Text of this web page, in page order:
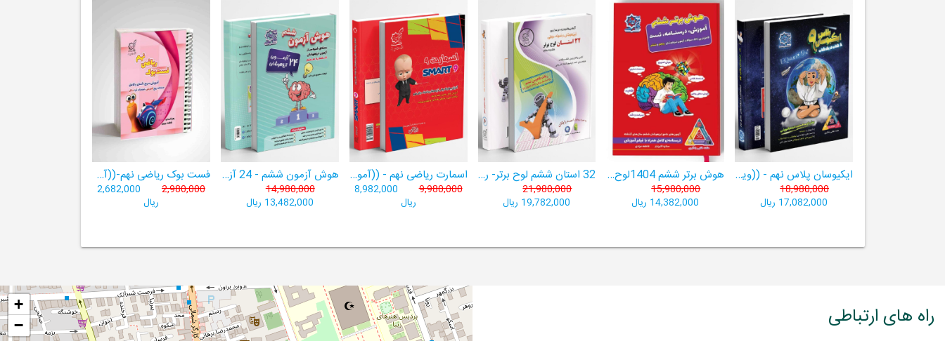
ایکیوسان پلاس نهم - ((ویژۀ مدارس نمونه دولتی، تیزهوشان و سمپاد+ فیلم‌های آموزشی+سامانۀ آزمون‌ساز رایگان))
18,980,000
17,082,000 ریال
هوش برتر ششم 1404لوح برتر- ((ویژۀ آزمون تیزهوشان پایۀ ششم+ فیلم آموزشی + سامانۀ آزمون‌ساز رایگان))
15,980,000
14,382,000 ریال
32 استان ششم لوح برتر- ربات باهوش ششم ((به همراه سامانۀ آزمون‌ساز رایگان))
21,980,000
19,782,000 ریال
اسمارت ریاضی نهم - ((آموزش پیشرفتۀ ریاضی تیزهوشان و نمونه‌دولتی نهم+ سامانۀ آزمون‌ساز آنلاین))
9,980,000
8,982,000
ریال
هوش آزمون ششم - 24 آزمون شبیه ساز تیزهوشان
14,980,000
13,482,000 ریال
فست بوک ریاضی نهم-((آموزش سریع، آسان و کامل ریاضی پایۀ نهم))
2,980,000
2,682,000
ریال
راه های ارتباطی
+
−